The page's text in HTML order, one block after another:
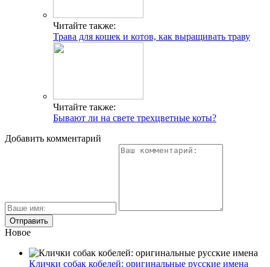
Читайте также:
Трава для кошек и котов, как выращивать траву
Читайте также:
Бывают ли на свете трехцветные коты?
Добавить комментарий
Новое
Клички собак кобелей: оригинальные русские имена